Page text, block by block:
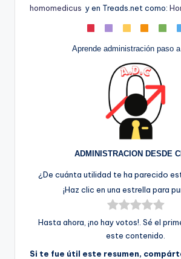
homomedicus y en Treads.net como:
Aprende administración paso
ADMINISTRACION DESDE
¿De cuánta utilidad te ha parecido
¡Haz clic en una estrella para
Hasta ahora, ¡no hay votos!. Sé el
este contenido.
Si te fue útil este resumen,